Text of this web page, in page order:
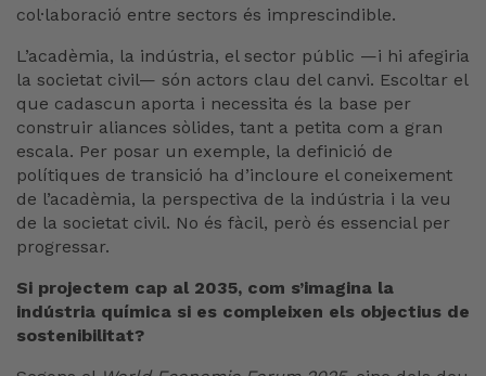
col·laboració entre sectors és imprescindible.
L’acadèmia, la indústria, el sector públic —i hi afegiria
la societat civil— són actors clau del canvi. Escoltar el
que cadascun aporta i necessita és la base per
construir aliances sòlides, tant a petita com a gran
escala. Per posar un exemple, la definició de
polítiques de transició ha d’incloure el coneixement
de l’acadèmia, la perspectiva de la indústria i la veu
de la societat civil. No és fàcil, però és essencial per
progressar.
Si projectem cap al 2035, com s’imagina la
indústria química si es compleixen els objectius de
sostenibilitat?